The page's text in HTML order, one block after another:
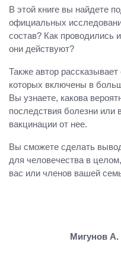
В этой книге вы найдете
официальных
состав? Как проводились
они действуют?
Также автор
которых включены в
Вы узнаете, какова
последствия болезни
вакцинации от нее.
Вы сможете сделать
для человечества в
вас или членов вашей
Мигунов